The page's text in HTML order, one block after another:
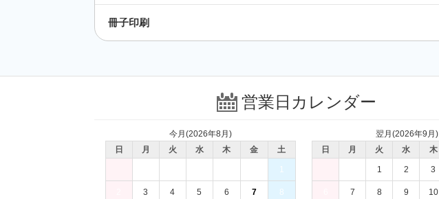
冊子印刷
営業日カレンダー
今月(2026年8月)
日
月 火 水 木 金 土
1
3 4 5 6 7 8
翌月(2026年9月)
日
月 火 水 木
1 2 3
7 8 9 10